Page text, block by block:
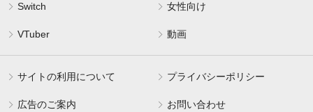
Switch 女性向け
VTuber 動画
サイトの利用について プライバシーポリシー
広告のご案内 お問い合わせ